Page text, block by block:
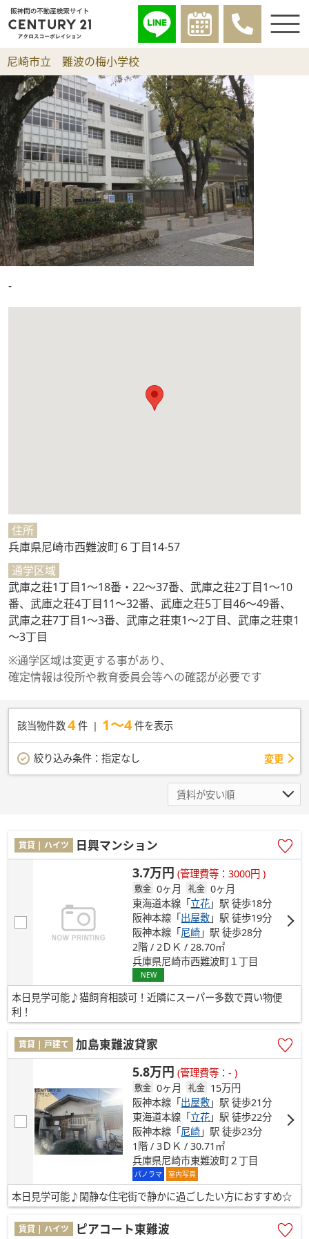
尼崎市立 難波の梅小学校
-
住所
兵庫県尼崎市西難波町６丁目14-57
通学区域
武庫之荘1丁目1～18番・22～37番、武庫之荘2丁目1～10
番、武庫之荘4丁目11～32番、武庫之荘5丁目46～49番、
武庫之荘7丁目1～3番、武庫之荘東1～2丁目、武庫之荘東1
～3丁目
※通学区域は変更する事があり、
確定情報は役所や教育委員会等への確認が必要です
該当物件数4件 1～4件を表示
絞り込み条件： 指定なし 変更
賃貸 | ハイツ 日興マンション
3.7万円 (管理費等：3000円 )
敷金 0ヶ月 礼金 0ヶ月
東海道本線「立花 」駅 徒歩18分
阪神本線「出屋敷 」駅 徒歩19分
阪神本線「尼崎 」駅 徒歩28分
2階 / 2ＤＫ / 28.70㎡
兵庫県尼崎市西難波町１丁目
NEW
本日見学可能♪猫飼育相談可！近隣にスーパー多数で買い物便
利！
賃貸 | 戸建て 加島東難波貸家
5.8万円 (管理費等：- )
敷金 0ヶ月 礼金 15万円
阪神本線「出屋敷 」駅 徒歩21分
東海道本線「立花 」駅 徒歩22分
阪神本線「尼崎 」駅 徒歩23分
1階 / 3ＤＫ / 30.71㎡
兵庫県尼崎市東難波町２丁目
パノラマ 室内写真
本日見学可能♪閑静な住宅街で静かに過ごしたい方におすすめ☆
賃貸 | ハイツ ピアコート東難波